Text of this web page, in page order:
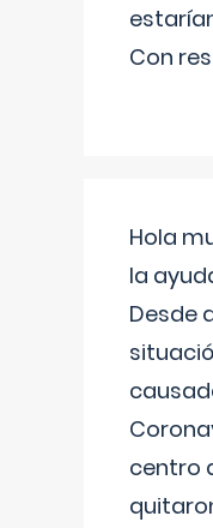
Con
Hola
la
Desde
centro